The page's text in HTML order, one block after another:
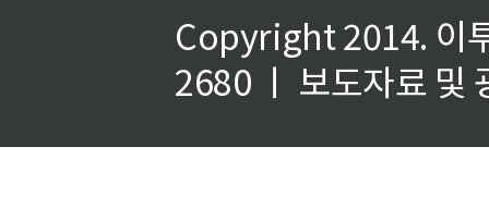
Copyright 2014. 이
2680 ㅣ 보도자료